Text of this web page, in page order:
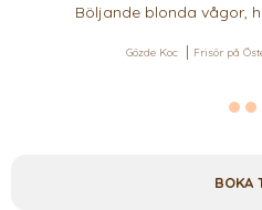
Böljande blonda vågor,
Gözde Koc Frisör på
BOKA